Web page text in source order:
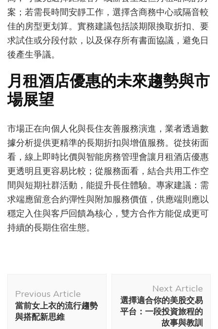
案；若需長時間安靜工作，選擇含商務中心或隔音較
佳的房型更划算。實務建議包括談期限換取折扣、要
求試住或分段付款，以及保存所有書面協議，避免日
後產生爭議。
月租酒店優惠的未來趨勢與市
場展望
市場正在向個人化與長住友善服務演進，業者透過數
據分析提供更精準的長期折扣與增值服務。從技術面
看，線上即時比價與智能房務管理會讓月租酒店優惠
更透明且更容易比較；從服務面看，結合共用工作空
間與短期社群活動，能提升長住體驗。專家建議：需
求端應留意合約彈性與附加服務價值，供應端則應以
穩定入住與客戶回饋為核心，雙方合作方能促成更可
持續的長期住宿生態。
Navigation
Previous Article
當前女上衣的流行趨勢
與搭配新思維
Next Article
選擇適合你的美股交易
平台：一段投資旅程的
故事與教訓